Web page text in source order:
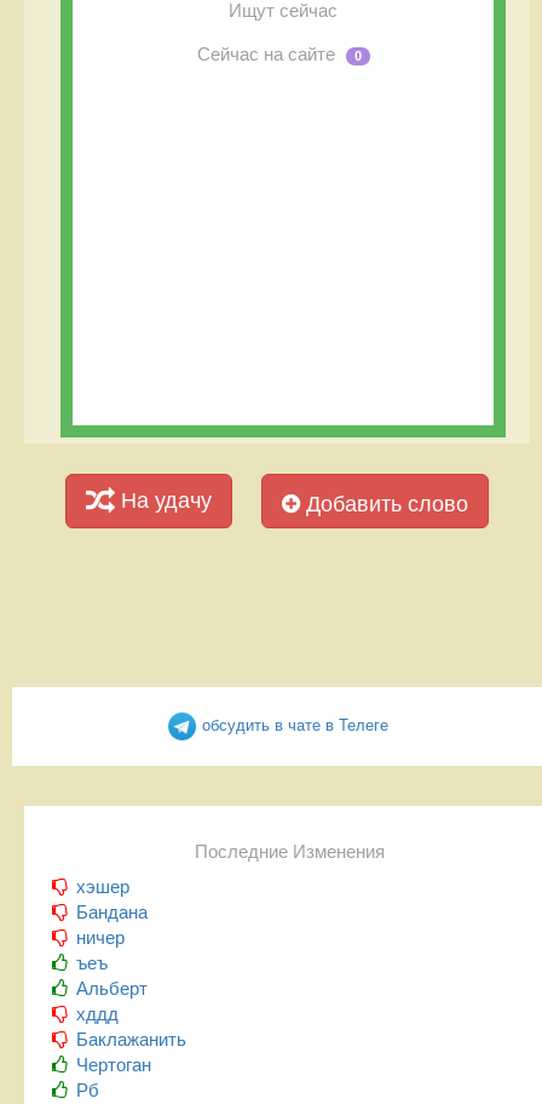
Ищут сейчас
Сейчас на сайте 0
На удачу Добавить слово
обсудить в чате в Телеге
Последние Изменения
хэшер
Бандана
ничер
ъеъ
Альберт
хддд
Баклажанить
Чертоган
Рб